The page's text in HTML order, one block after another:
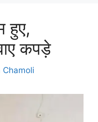
हुए,
कपड़े
Chamoli